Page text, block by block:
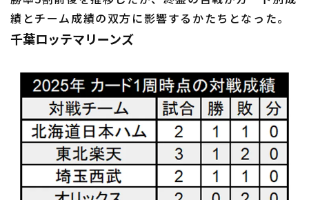
績とチーム成績の双方に影響するかたちとなった。
千葉ロッテマリーンズ